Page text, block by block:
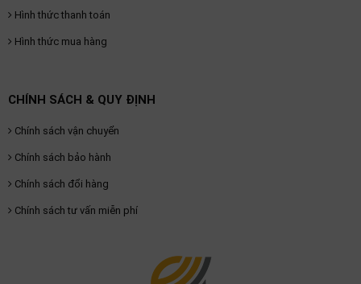
Hình thức thanh toán
Hình thức mua hàng
CHÍNH SÁCH & QUY ĐỊNH
Chính sách vận chuyển
Chính sách bảo hành
Chính sách đổi hàng
Chính sách tư vấn miễn phí